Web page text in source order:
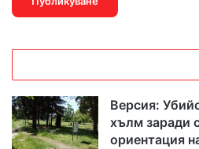
Версия:
хълм заради
ориентация